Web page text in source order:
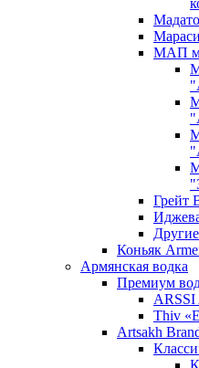
Мараси
МАП
Грейт
Другие
Коньяк
Армянская водка
Премиум
Thiv
Artsakh